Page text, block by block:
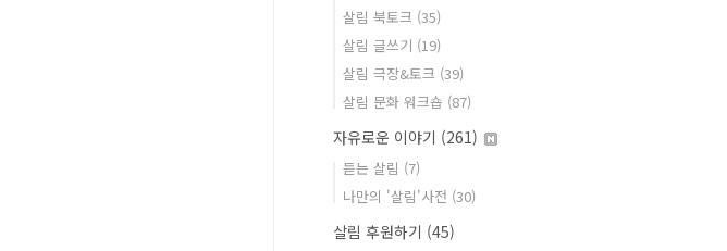
살림 북토크 (35)
살림 글쓰기 (19)
살림 극장&토크 (39)
살림 문화 워크숍 (87)
자유로운 이야기 (261)
듣는 살림 (7)
나만의 '살림'사전 (30)
살림 후원하기 (45)